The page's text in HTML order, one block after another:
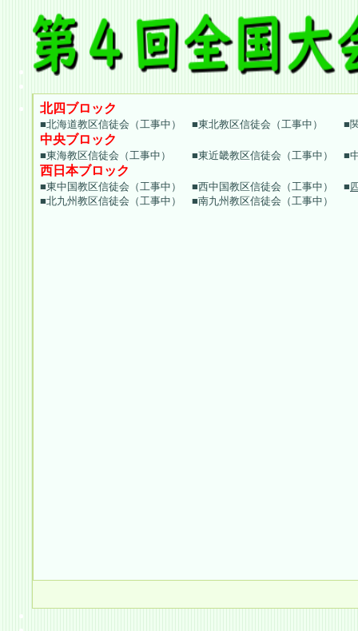
北四ブロック
■北海道教区信徒会（工事中） ■東北教区信徒会（工事中） ■
中央ブロック
■東海教区信徒会（工事中） ■東近畿教区信徒会（工事中） ■
西日本ブロック
■東中国教区信徒会（工事中） ■西中国教区信徒会（工事中） ■
■北九州教区信徒会（工事中） ■南九州教区信徒会（工事中）